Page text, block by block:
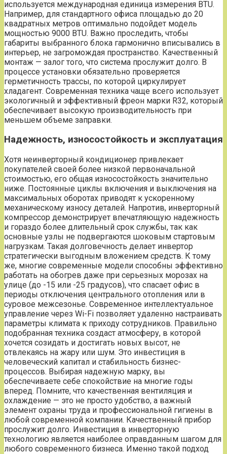
используется международная единица измерения BTU.
Например, для стандартного офиса площадью до 20
квадратных метров оптимально подойдет модель
мощностью 9000 BTU. Важно проследить, чтобы
габариты выбранного блока гармонично вписывались в
интерьер, не загромождая пространство. Качественный
монтаж — залог того, что система прослужит долго. В
процессе установки обязательно проверяется
герметичность трассы, по которой циркулирует
хладагент. Современная техника чаще всего использует
экологичный и эффективный фреон марки R32, который
обеспечивает высокую производительность при
меньшем объеме заправки.
Надежность, износостойкость и эксплуатация
Хотя неинверторный кондиционер привлекает
покупателей своей более низкой первоначальной
стоимостью, его общая износостойкость значительно
ниже. Постоянные циклы включения и выключения на
максимальных оборотах приводят к ускоренному
механическому износу деталей. Напротив, инверторный
компрессор демонстрирует впечатляющую надежность
и гораздо более длительный срок службы, так как
основные узлы не подвергаются шоковым стартовым
нагрузкам. Такая долговечность делает инвертор
стратегически выгодным вложением средств. К тому
же, многие современные модели способны эффективно
работать на обогрев даже при серьезных морозах на
улице (до -15 или -25 градусов), что спасает офис в
периоды отключения центрального отопления или в
суровое межсезонье. Современное интеллектуальное
управление через Wi-Fi позволяет удаленно настраивать
параметры климата к приходу сотрудников. Правильно
подобранная техника создаст атмосферу, в которой
хочется созидать и достигать новых высот, не
отвлекаясь на жару или шум. Это инвестиция в
человеческий капитал и стабильность бизнес-
процессов. Выбирая надежную марку, вы
обеспечиваете себе спокойствие на многие годы
вперед. Помните, что качественная вентиляция и
охлаждение — это не просто удобство, а важный
элемент охраны труда и профессиональной гигиены в
любой современной компании. Качественный прибор
прослужит долго. Инвестиция в инверторную
технологию является наиболее оправданным шагом для
любого современного бизнеса. Именно такой подход